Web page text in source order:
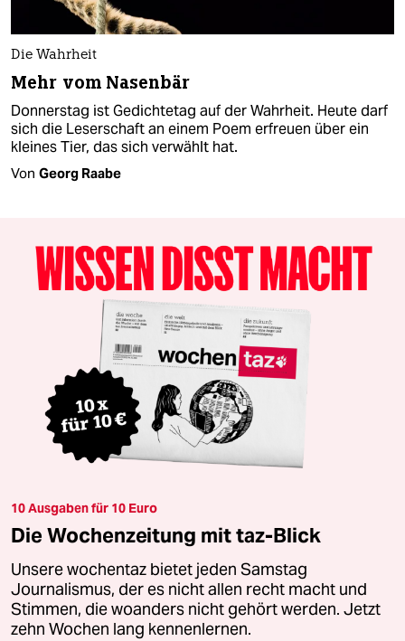
Die Wahrheit
Mehr vom Nasenbär
Donnerstag ist Gedichtetag auf der Wahrheit. Heute darf
sich die Leserschaft an einem Poem erfreuen über ein
kleines Tier, das sich verwählt hat.
Von Georg Raabe
10 Ausgaben für 10 Euro
Die Wochenzeitung mit taz-Blick
Unsere wochentaz bietet jeden Samstag
Journalismus, der es nicht allen recht macht und
Stimmen, die woanders nicht gehört werden. Jetzt
zehn Wochen lang kennenlernen.